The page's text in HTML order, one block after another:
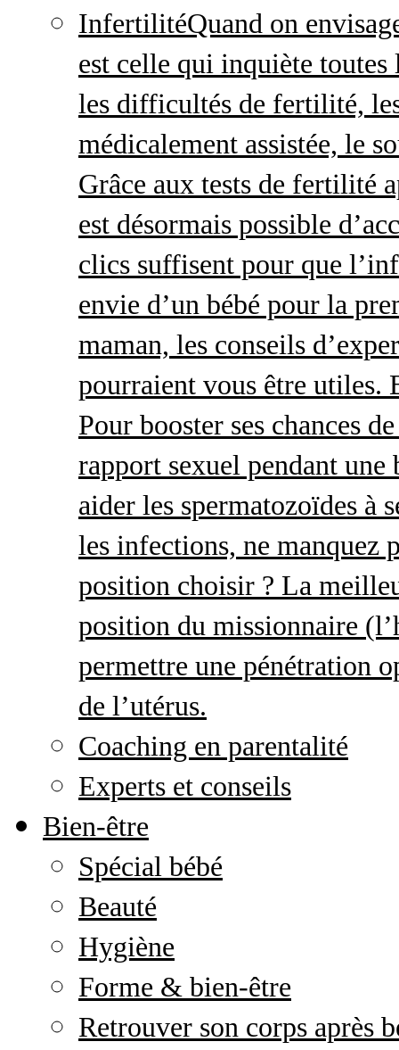
InfertilitéQuand on
est celle qui inquiète
les difficultés de fertilité,
médicalement assistée, le
Grâce aux tests de fertilité
est désormais possible
clics suffisent pour que
envie d’un bébé pour la
maman, les conseils
pourraient vous être utiles.
Pour booster ses chances
rapport sexuel pendant
aider les spermatozoïdes à
les infections, ne manquez
position choisir ? La
position du missionnaire
permettre une pénétration
de l’utérus.
Coaching en parentalité
Experts et conseils
Bien-être
Spécial bébé
Beauté
Hygiène
Forme & bien-être
Retrouver son corps après